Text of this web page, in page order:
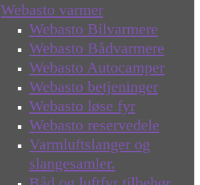
Webasto varmer
Webasto Bilvarmere
Webasto Bådvarmere
Webasto Autocamper
Webasto betjeninger
Webasto løse fyr
Webasto reservedele
Varmluftslanger og
slangesamler.